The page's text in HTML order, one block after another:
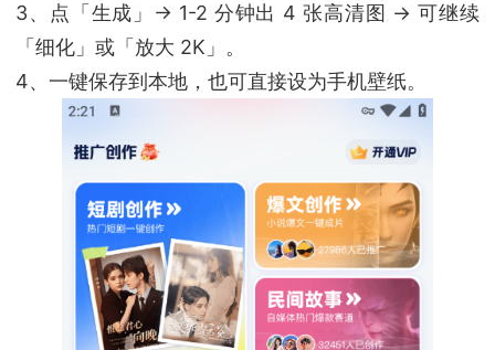
3、点「生成」→ 1-2 分钟出 4 张高清图 → 可继续
「细化」或「放大 2K」。
4、一键保存到本地，也可直接设为手机壁纸。